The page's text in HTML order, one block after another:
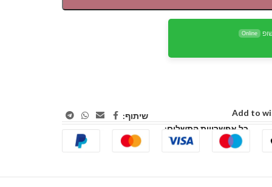
Online
Add to
שיתוף:
כל אפשרויות התשלום: